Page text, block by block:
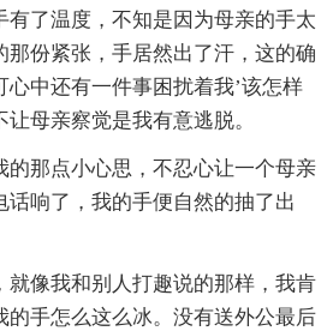
有了温度，不知是因为母亲的手太
那份紧张，手居然出了汗，这的确
中还有一件事困扰着我’该怎样
母亲察觉是我有意逃脱。
的那点小心思，不忍心让一个母亲
话响了，我的手便自然的抽了出
就像我和别人打趣说的那样，我肯
的手怎么这么冰。没有送外公最后